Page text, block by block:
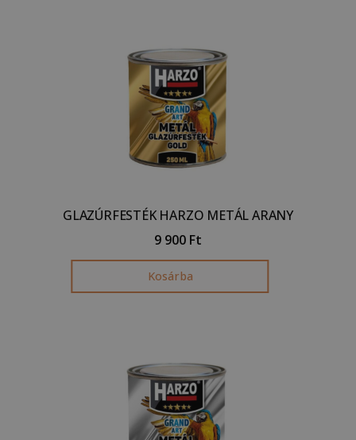
GLAZÚRFESTÉK HARZO METÁL ARANY
9 900 Ft
Kosárba